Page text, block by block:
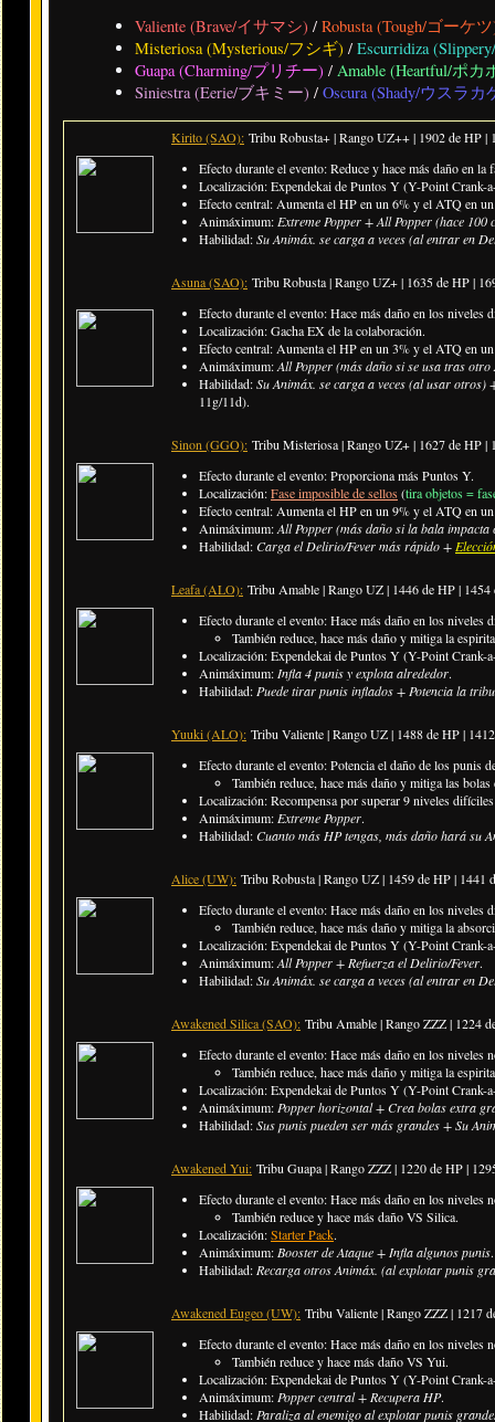
Valiente (Brave/イサマシ) / Robusta (Tough/ゴーケ
Misteriosa (Mysterious/フシギ) / Escurridiza
Guapa (Charming/プリチー) / Amable (Heartful/ポカ
Siniestra (Eerie/ブキミー) / Oscura (Shady/ウスラカ
Kirito (SAO): Tribu Robusta+ | Rango UZ++ | 1902 de HP |
Efecto durante el evento: Reduce y hace más daño en la
Localización: Expendekai de Puntos Y (Y-Point Crank-
Efecto central: Aumenta el HP en un 6% y el ATQ en
Animáximum: Extreme Popper + All Popper (hace
Habilidad:Su Animáx. se carga a veces (al entrar en
Asuna (SAO): Tribu Robusta | Rango UZ+ | 1635 de HP |
Efecto durante el evento: Hace más daño en los niveles
Localización: Gacha EX de la colaboración.
Efecto central: Aumenta el HP en un 3% y el ATQ en
Animáximum:All Popper (más daño si se usa tras
Habilidad:Su Animáx. se carga a veces (al usar otros)
11g/11d).
Sinon (GGO): Tribu Misteriosa | Rango UZ+ | 1627 de HP |
Efecto durante el evento: Proporciona más Puntos Y.
Localización:Fase imposible de sellos(tira objetos =
Efecto central: Aumenta el HP en un 9% y el ATQ en
Animáximum:All Popper (más daño si la bala impacta
Habilidad:Carga el Delirio/Fever más rápido +
Leafa (ALO): Tribu Amable | Rango UZ | 1446 de HP |
Efecto durante el evento: Hace más daño en los niveles
También reduce, hace más daño y mitiga la
Localización: Expendekai de Puntos Y (Y-Point Crank-
Animáximum: Infla 4 punis y explota alrededor.
Habilidad: Puede tirar punis inflados + Potencia la
Yuuki (ALO): Tribu Valiente | Rango UZ | 1488 de HP |
Efecto durante el evento: Potencia el daño de los punis
También reduce, hace más daño y mitiga las
Localización: Recompensa por superar 9 niveles
Animáximum: Extreme Popper.
Habilidad:Cuanto más HP tengas, más daño hará su
Alice (UW): Tribu Robusta | Rango UZ | 1459 de HP | 1441
Efecto durante el evento: Hace más daño en los niveles
También reduce, hace más daño y mitiga la
Localización: Expendekai de Puntos Y (Y-Point Crank-
Animáximum:All Popper + Refuerza el Delirio/Fever.
Habilidad:Su Animáx. se carga a veces (al entrar en
Awakened Silica (SAO): Tribu Amable | Rango ZZZ | 1224
Efecto durante el evento: Hace más daño en los niveles
También reduce, hace más daño y mitiga la
Localización: Expendekai de Puntos Y (Y-Point Crank-
Animáximum: Popper horizontal + Crea bolas extra
Habilidad:Sus punis pueden ser más grandes + Su
Awakened Yui: Tribu Guapa | Rango ZZZ | 1220 de HP |
Efecto durante el evento: Hace más daño en los niveles
También reduce y hace más daño VS Silica.
Localización:Starter Pack.
Animáximum: Booster de Ataque + Infla algunos punis.
Habilidad: Recarga otros Animáx. (al explotar punis
Awakened Eugeo (UW): Tribu Valiente | Rango ZZZ | 1217
Efecto durante el evento: Hace más daño en los niveles
También reduce y hace más daño VS Yui.
Localización: Expendekai de Puntos Y (Y-Point Crank-
Animáximum: Popper central + Recupera HP.
Habilidad: Paraliza al enemigo al explotar punis